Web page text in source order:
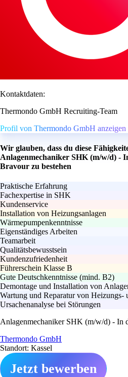
Kontaktdaten:
Thermondo GmbH Recruiting-Team
Profil von Thermondo GmbH anzeigen
Wir glauben, dass du diese
Anlagenmechaniker SHK (m/w/d) -
Bravour zu bestehen
Praktische Erfahrung
Fachexpertise in SHK
Kundenservice
Installation von Heizungsanlagen
Wärmepumpenkenntnisse
Eigenständiges Arbeiten
Teamarbeit
Qualitätsbewusstsein
Kundenzufriedenheit
Führerschein Klasse B
Gute Deutschkenntnisse (mind. B2)
Demontage und Installation von
Wartung und Reparatur von Heizungs-
Ursachenanalyse bei Störungen
Anlagenmechaniker SHK (m/w/d) - In
Thermondo GmbH
Standort: Kassel
Jetzt bewerben